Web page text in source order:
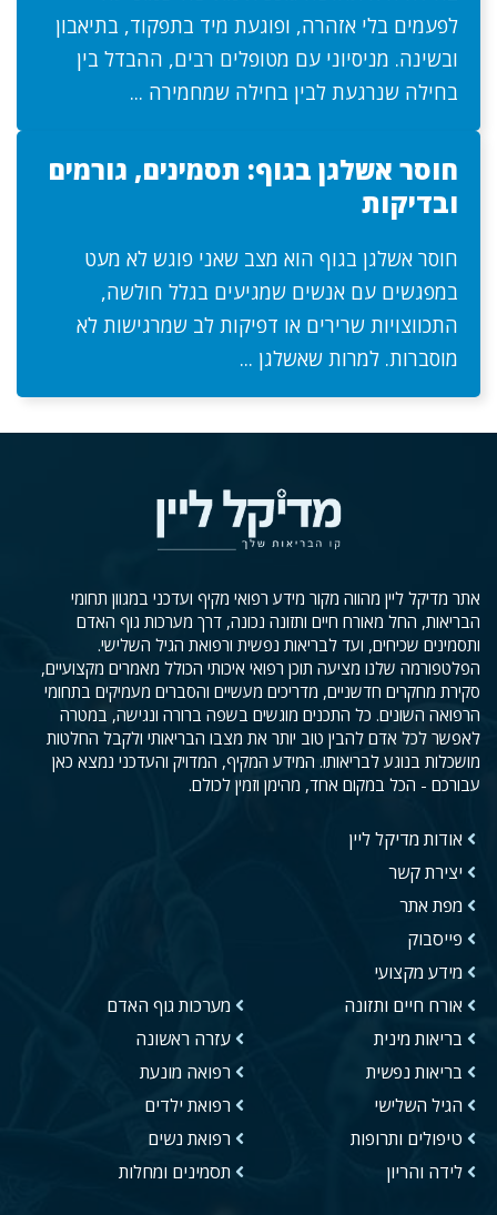
לפעמים בלי אזהרה, ופוגעת מיד בתפקוד, בתיאבון
ובשינה. מניסיוני עם מטופלים רבים, ההבדל בין
בחילה שנרגעת לבין בחילה שמחמירה ...
חוסר אשלגן בגוף: תסמינים, גורמים
ובדיקות
חוסר אשלגן בגוף הוא מצב שאני פוגש לא מעט
במפגשים עם אנשים שמגיעים בגלל חולשה,
התכווצויות שרירים או דפיקות לב שמרגישות לא
מוסברות. למרות שאשלגן ...
אתר מדיקל ליין מהווה מקור מידע רפואי מקיף ועדכני במגוון תחומי
הבריאות, החל מאורח חיים ותזונה נכונה, דרך מערכות גוף האדם
ותסמינים שכיחים, ועד לבריאות נפשית ורפואת הגיל השלישי.
הפלטפורמה שלנו מציעה תוכן רפואי איכותי הכולל מאמרים מקצועיים,
סקירת מחקרים חדשניים, מדריכים מעשיים והסברים מעמיקים בתחומי
הרפואה השונים. כל התכנים מוגשים בשפה ברורה ונגישה, במטרה
לאפשר לכל אדם להבין טוב יותר את מצבו הבריאותי ולקבל החלטות
מושכלות בנוגע לבריאותו. המידע המקיף, המדויק והעדכני נמצא כאן
עבורכם - הכל במקום אחד, מהימן וזמין לכולם.
אודות מדיקל ליין
יצירת קשר
מפת אתר
פייסבוק
מידע מקצועי
אורח חיים ותזונה
בריאות מינית
בריאות נפשית
הגיל השלישי
טיפולים ותרופות
לידה והריון
מערכות גוף האדם
עזרה ראשונה
רפואה מונעת
רפואת ילדים
רפואת נשים
תסמינים ומחלות